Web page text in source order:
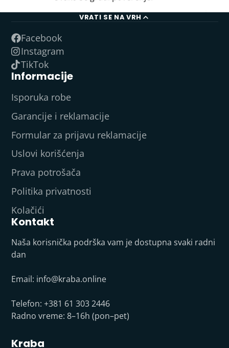
VRATI SE NA VRH
Facebook
Instagram
TikTok
Informacije
Isporuka robe
Garancije i reklamacije
Formular za prijavu reklamacije
Uslovi korišćenja
Prava potrošača
Politika privatnosti
Kolačići
Kontakt
Naša korisnička podrška vam je dostupna svaki radni
dan
Email: info@kraba.online
Telefon: +381 61 303 2446
Radno vreme: 8–16h (pon–pet)
Kraba